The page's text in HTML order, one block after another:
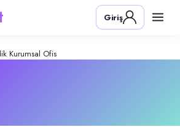
Ofis – Şirket Profili
İstanbul bölgesinde kurumsal ofis
Giriş
Kurumsal Ofis